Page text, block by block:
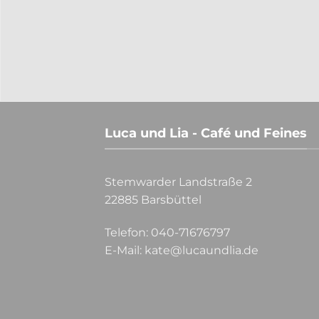
Luca und Lia - Café und Feines
Stemwarder Landstraße 2
22885 Barsbüttel
Telefon: 040-71676797
E-Mail: kate@lucaundlia.de